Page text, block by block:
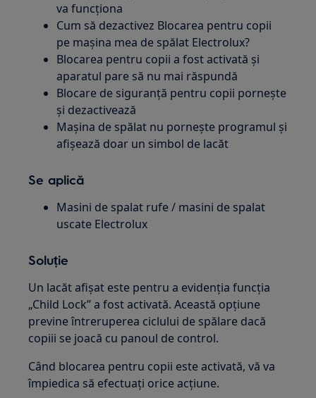
va funcționa
Cum să dezactivez Blocarea pentru copii
pe mașina mea de spălat Electrolux?
Blocarea pentru copii a fost activată și
aparatul pare să nu mai răspundă
Blocare de siguranță pentru copii pornește
și dezactivează
Mașina de spălat nu pornește programul și
afișează doar un simbol de lacăt
Se aplică
Masini de spalat rufe / masini de spalat
uscate Electrolux
Soluție
Un lacăt afișat este pentru a evidenția funcția
„Child Lock” a fost activată. Această opțiune
previne întreruperea ciclului de spălare dacă
copiii se joacă cu panoul de control.
Când blocarea pentru copii este activată, vă va
împiedica să efectuați orice acțiune.